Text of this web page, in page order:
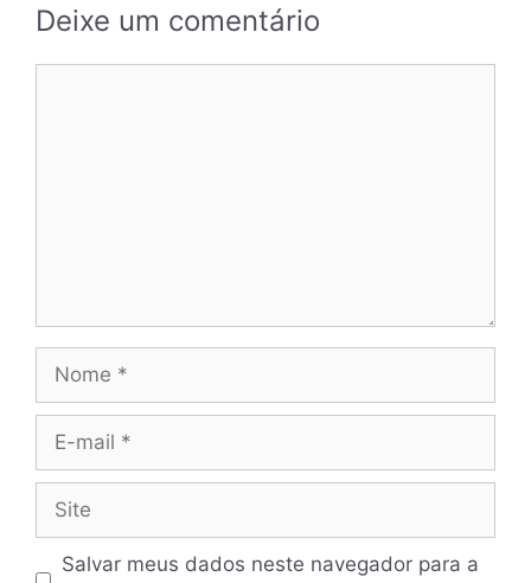
Deixe um comentário
Nome
Site
Salvar meus dados neste navegador para a